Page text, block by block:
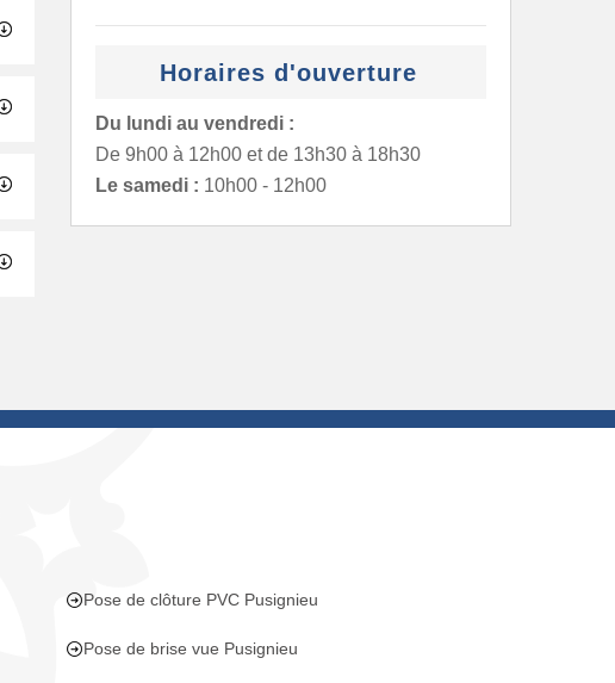
Horaires d'ouverture
Du lundi au vendredi :
De 9h00 à 12h00 et de 13h30 à 18h30
Le samedi : 10h00 - 12h00
Pose de clôture PVC Pusignieu
Pose de brise vue Pusignieu